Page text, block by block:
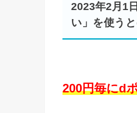
2023年2月1
い」を使う
200円毎にd